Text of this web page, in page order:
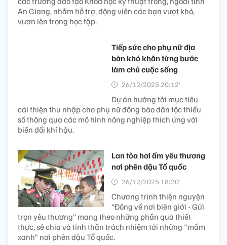
An Giang, nhằm hỗ trợ, động viên các bạn vượt khó,
vươn lên trong học tập.
Tiếp sức cho phụ nữ địa
bàn khó khăn từng bước
làm chủ cuộc sống
26/12/2025 20:12’
Dự án hướng tới mục tiêu
cải thiện thu nhập cho phụ nữ đồng bào dân tộc thiểu
số thông qua các mô hình nông nghiệp thích ứng với
biến đổi khí hậu.
Lan tỏa hơi ấm yêu thương
nơi phên dậu Tổ quốc
26/12/2025 18:20’
Chương trình thiện nguyện
“Đông về nơi biên giới - Gửi
trọn yêu thương” mang theo những phần quà thiết
thực, sẻ chia và tinh thần trách nhiệm tới những "mầm
xanh" nơi phên dậu Tổ quốc.